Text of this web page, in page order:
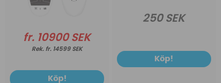
fr. 10900 SEK
fr. 14599 SEK
Köp!
250 SEK
Köp!